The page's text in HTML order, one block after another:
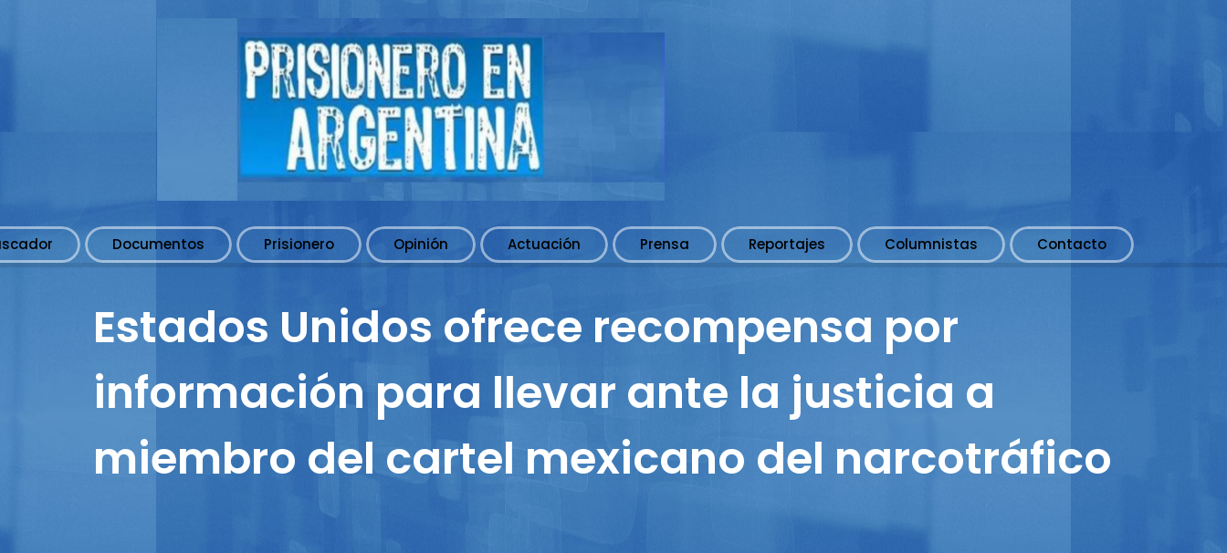
Documentos Prisionero Opinión Actuación Prensa Reportajes Columnistas Contacto
Estados Unidos ofrece recompensa por
información para llevar ante la justicia a
miembro del cartel mexicano del narcotráfico